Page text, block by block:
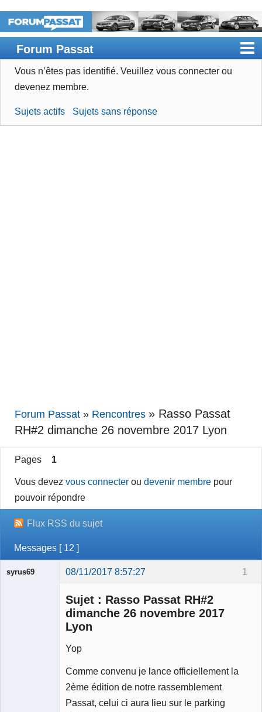
Forum Passat
Accueil
Devenir membre
Vous n’êtes pas identifié. Veuillez vous connecter ou
devenez membre.
Sujets actifs Sujets sans réponse
Forum Passat » Rencontres » Rasso Passat
RH#2 dimanche 26 novembre 2017 Lyon
Pages 1
Vous devezvous connecter oudevenir membre pour
pouvoir répondre
Flux RSS du sujet
Messages [ 12 ]
1
syrus69 08/11/2017 8:57:27
Sujet : Rasso Passat RH#2
dimanche 26 novembre 2017
Lyon
Yop
Comme convenu je lance officiellement la
2ème édition de notre rassemblement
Passat, celui ci aura lieu sur le parking